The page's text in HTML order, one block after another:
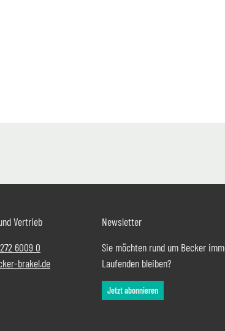
Vertrieb
6009 0
brakel.de
Newsletter
Sie möchten rund um Becker
Laufenden bleiben?
Jetzt abonnieren